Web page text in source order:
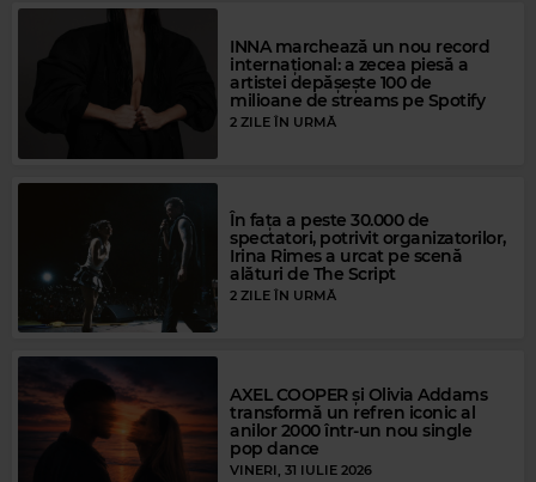
Magic Party Mix
MAGIC PARTY MIX–MAGIC PARTY MIX
INNA marchează un nou record
internațional: a zecea piesă a
artistei depășește 100 de
milioane de streams pe Spotify
2 ZILE ÎN URMĂ
În fața a peste 30.000 de
spectatori, potrivit organizatorilor,
Irina Rimes a urcat pe scenă
alături de The Script
2 ZILE ÎN URMĂ
AXEL COOPER și Olivia Addams
transformă un refren iconic al
anilor 2000 într-un nou single
pop dance
VINERI, 31 IULIE 2026